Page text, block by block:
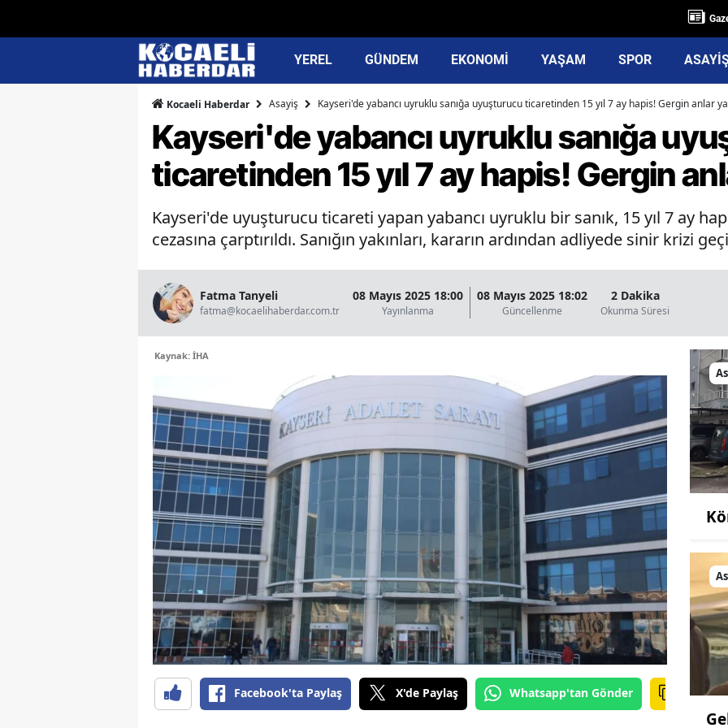
YEREL GÜNDEM EKONOMİ YAŞAM SPOR
Kocaeli Haberdar Asayiş Kayseri'de yabancı uyruklu sanığa uyuşturucu ticaretinden 15 yıl 7 ay hapis! Gergin anlar
Kayseri'de yabancı uyruklu sanığa
ticaretinden 15 yıl 7 ay hapis! Gergin
Kayseri'de uyuşturucu ticareti yapan yabancı uyruklu bir sanık, 15 yıl 7 ay
cezasına çarptırıldı. Sanığın yakınları, kararın ardından adliyede sinir krizi
Fatma Tanyeli
fatma@kocaelihaberdar.com.tr
08 Mayıs 2025 18:00
Yayınlanma
08 Mayıs 2025 18:02
Güncellenme
2 Dakika
Okunma Süresi
Kaynak: İHA
Facebook'ta Paylaş X'de Paylaş Whatsapp'tan Gönder